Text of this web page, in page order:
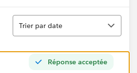
Tri
Trier par date
Réponse acceptée